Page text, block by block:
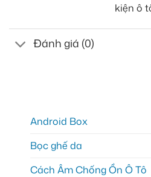
kiện ô
Đánh giá (0)
Android Box
Bọc ghế da
Cách Âm Chống Ồn Ô Tô